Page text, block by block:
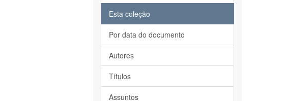
Esta coleção
Por data do documento
Autores
Títulos
Assuntos